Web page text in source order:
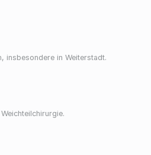
insbesondere in Weiterstadt.